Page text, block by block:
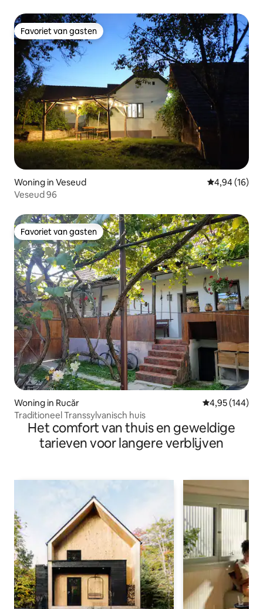
Favoriet van gasten
Favoriet van gasten
Woning in Veseud Gemiddelde
4,94 (16)
Veseud 96
Favoriet van gasten
Favoriet van gasten
Woning in Rucăr Gemiddelde
4,95 (144)
Traditioneel Transsylvanisch huis
Het comfort van thuis en geweldige
tarieven voor langere verblijven